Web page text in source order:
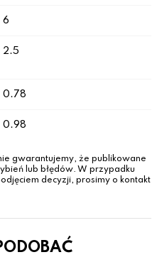
6
2.5
0.78
0.98
gwarantujemy, że publikowane
lub błędów. W przypadku
decyzji, prosimy o kontakt